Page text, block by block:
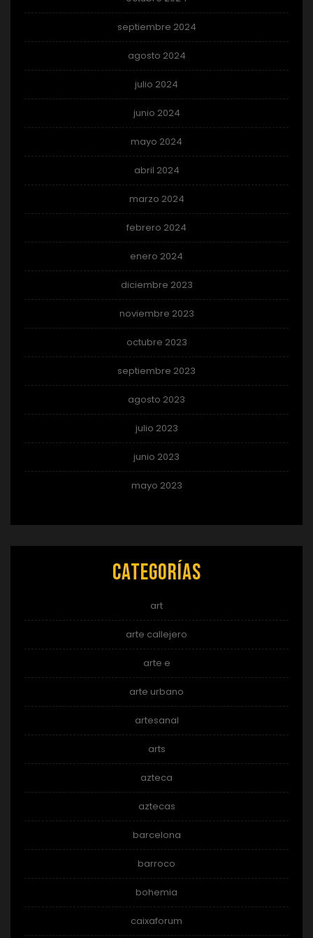
septiembre 2024
agosto 2024
julio 2024
junio 2024
mayo 2024
abril 2024
marzo 2024
febrero 2024
enero 2024
diciembre 2023
noviembre 2023
octubre 2023
septiembre 2023
agosto 2023
julio 2023
junio 2023
mayo 2023
Categorías
art
arte callejero
arte e
arte urbano
artesanal
arts
azteca
aztecas
barcelona
barroco
bohemia
caixaforum